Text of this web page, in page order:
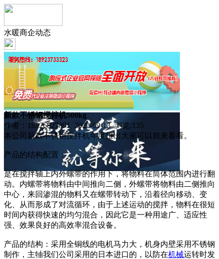
水暖商企动态
新款不锈钢搅拌机500kg
作者：18826827891 2022-09-13 浏览:135
本公司新款不锈钢搅拌机年度推出大家可以前来看看。
产品的结构配置：
是在搅拌轴上内外螺带的作用下，将物料在筒体范围内进行翻
动。内螺带将物料由中间推向二侧，外螺带将物料由二侧推向
中心，来回渗混的物料又在螺带转动下，沿着径向移动、变
化、从而形成了对流循环，由于上述运动的搅拌，物料在很短
时间内获得快速的均匀混合，因此它是一种用途广、适应性
强、效果良好的高效率混合设备。
产品的结构：采用全铜线的电机马力大，机身内壁采用不锈钢
制作，主牰我们公司采用的日本进口的，以防在机械运转时发